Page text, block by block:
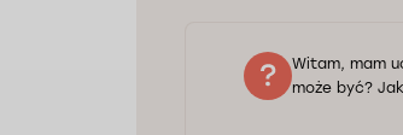
Witam, mam
może być?